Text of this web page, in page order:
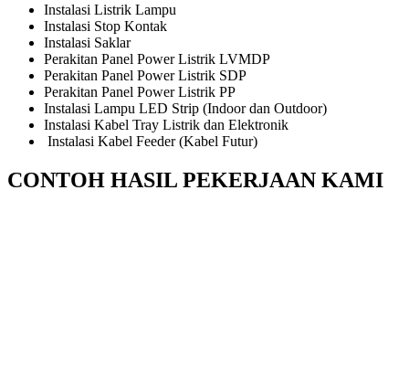
Instalasi Listrik Lampu
Instalasi Stop Kontak
Instalasi Saklar
Perakitan Panel Power Listrik LVMDP
Perakitan Panel Power Listrik SDP
Perakitan Panel Power Listrik PP
Instalasi Lampu LED Strip (Indoor dan Outdoor)
Instalasi Kabel Tray Listrik dan Elektronik
Instalasi Kabel Feeder (Kabel Futur)
CONTOH HASIL PEKERJAAN KAMI